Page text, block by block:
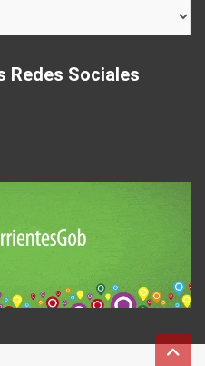
Redes Sociales